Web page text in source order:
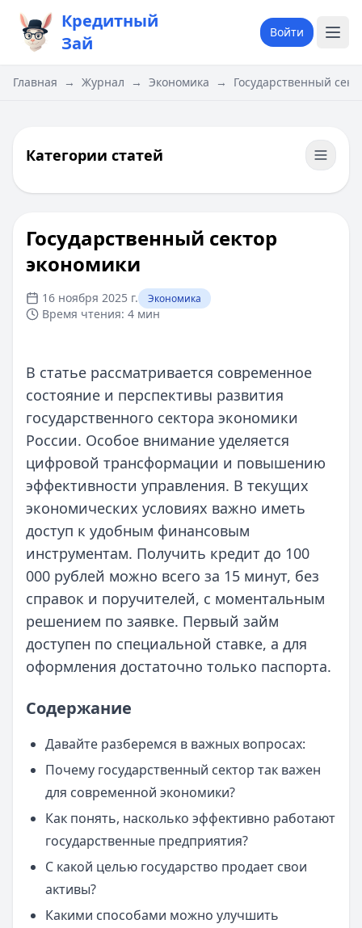
Кредитный
Зай
Войти
Главная → Журнал → Экономика → Государственный
Категории статей
Государственный сектор
экономики
16 ноября 2025 г. Экономика
Время чтения: 4 мин
В статье рассматривается современное
состояние и перспективы развития
государственного сектора экономики
России. Особое внимание уделяется
цифровой трансформации и повышению
эффективности управления. В текущих
экономических условиях важно иметь
доступ к удобным финансовым
инструментам. Получить кредит до 100
000 рублей можно всего за 15 минут, без
справок и поручителей, с моментальным
решением по заявке. Первый займ
доступен по специальной ставке, а для
оформления достаточно только паспорта.
Содержание
Давайте разберемся в важных вопросах:
Почему государственный сектор так важен
для современной экономики?
Как понять, насколько эффективно работают
государственные предприятия?
С какой целью государство продает свои
активы?
Какими способами можно улучшить